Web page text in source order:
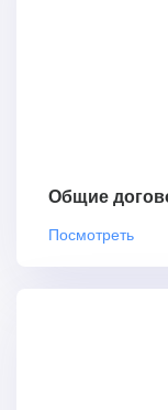
Общие
Посмотреть